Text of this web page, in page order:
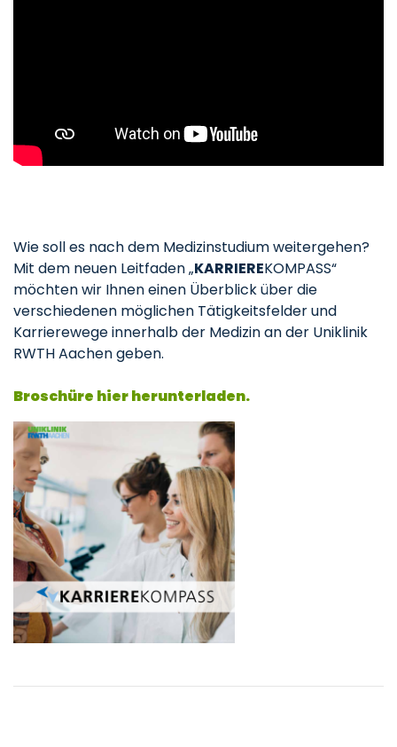
Wie soll es nach dem Medizinstudium weitergehen?
Mit dem neuen Leitfaden „KARRIEREKOMPASS“
möchten wir Ihnen einen Überblick über die
verschiedenen möglichen Tätigkeitsfelder und
Karrierewege innerhalb der Medizin an der Uniklinik
RWTH Aachen geben.
Broschüre hier herunterladen.